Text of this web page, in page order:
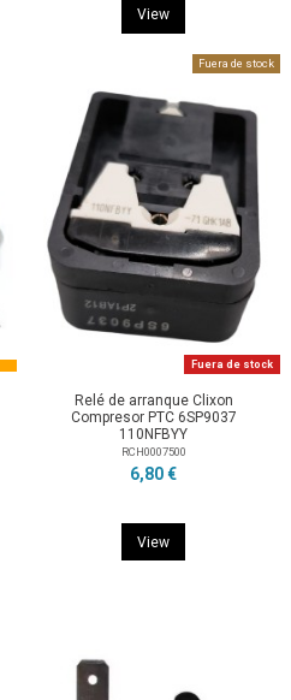
View
Fuera de stock
Fuera de stock
Relé de arranque Clixon
Compresor PTC 6SP9037
110NFBYY
RCH0007500
6,80 €
View